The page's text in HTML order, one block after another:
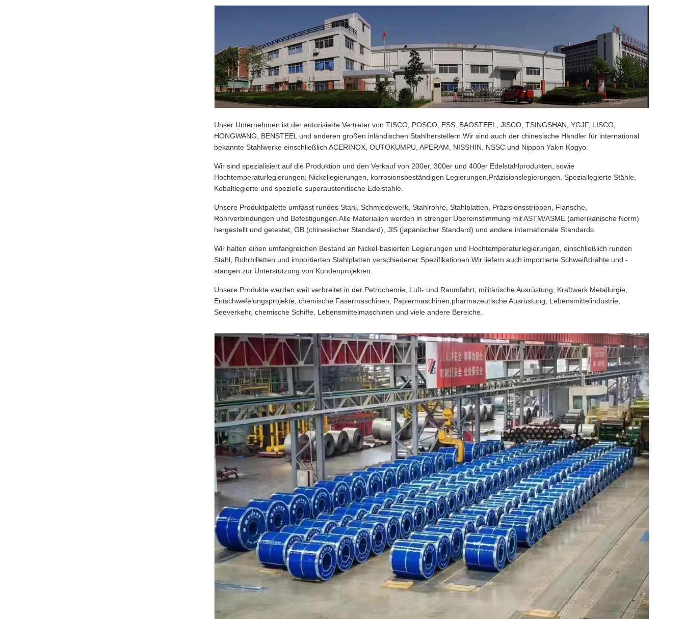
Unser Unternehmen ist der autorisierte Vertreter von TISCO, POSCO, ESS, BAOSTEEL, JISCO, TSINGSHAN, YGJF, LISCO,
HONGWANG, BENSTEEL und anderen großen inländischen Stahlherstellern.Wir sind auch der chinesische Händler für international
bekannte Stahlwerke einschließlich ACERINOX, OUTOKUMPU, APERAM, NISSHIN, NSSC und Nippon Yakin Kogyo.
Wir sind spezialisiert auf die Produktion und den Verkauf von 200er, 300er und 400er Edelstahlprodukten, sowie
Hochtemperaturlegierungen, Nickellegierungen, korrosionsbeständigen Legierungen,Präzisionslegierungen, Speziallegierte Stähle,
Kobaltlegierte und spezielle superaustenitische Edelstahle.
Unsere Produktpalette umfasst rundes Stahl, Schmiedewerk, Stahlrohre, Stahlplatten, Präzisionsstrippen, Flansche,
Rohrverbindungen und Befestigungen.Alle Materialien werden in strenger Übereinstimmung mit ASTM/ASME (amerikanische Norm)
hergestellt und getestet, GB (chinesischer Standard), JIS (japanischer Standard) und andere internationale Standards.
Wir halten einen umfangreichen Bestand an Nickel-basierten Legierungen und Hochtemperaturlegierungen, einschließlich runden
Stahl, Rohrbilletten und importierten Stahlplatten verschiedener Spezifikationen.Wir liefern auch importierte Schweißdrähte und -
stangen zur Unterstützung von Kundenprojekten.
Unsere Produkte werden weit verbreitet in der Petrochemie, Luft- und Raumfahrt, militärische Ausrüstung, Kraftwerk Metallurgie,
Entschwefelungsprojekte, chemische Fasermaschinen, Papiermaschinen,pharmazeutische Ausrüstung, Lebensmittelindustrie,
Seeverkehr, chemische Schiffe, Lebensmittelmaschinen und viele andere Bereiche.